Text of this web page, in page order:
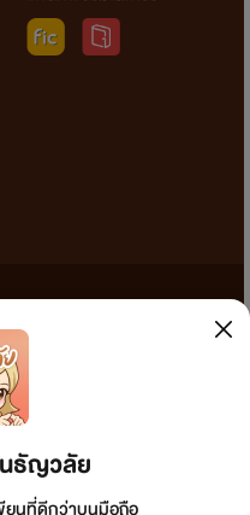
ธัญวลัย
ยนที่ดีกว่าบนมือถือ
ใดๆ ทั้งสิ้น ดังนั้นผู้อ่านทุกท่านโปรดใช้
ความใดๆ ที่ขัดต่อกฎหมายและศีลธรรม
ำเนินการในทันที ทั้งนี้ ทางเว็บไซต์ขอสงวน